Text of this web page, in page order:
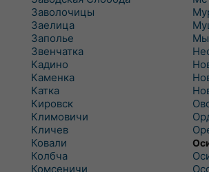
Заволочицы
Заелица
Заполье
Звенчатка
Кадино
Каменка
Катка
Кировск
Климовичи
Кличев
Ковали
Колбча
Комсеничи